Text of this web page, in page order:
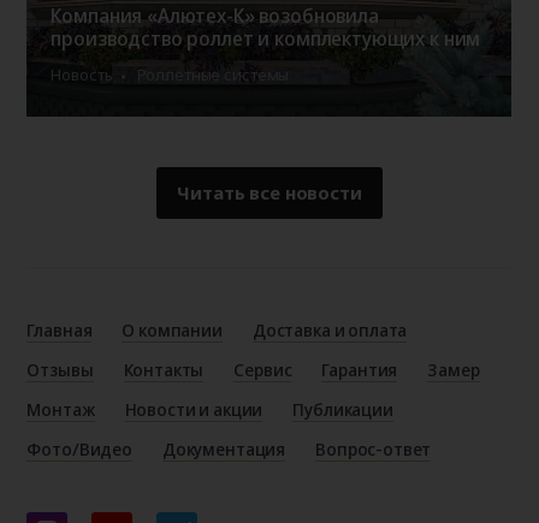
Компания «Алютех-К» возобновила
производство роллет и комплектующих к ним
Новость Роллетные системы
Читать все новости
Главная О компании
Доставка и оплата
Отзывы
Контакты Сервис Гарантия
Замер
Монтаж
Новости и акции
Публикации
Фото/Видео
Документация Вопрос-ответ